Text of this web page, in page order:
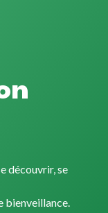
découvrir, se
bienveillance.